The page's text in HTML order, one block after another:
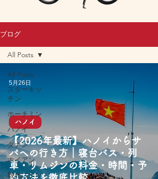
ブログ
All Posts
スターキッ
チン
ホーチミン
ハノイ
ダナン
ホイアン
観光スポッ
All Posts
【2026年最新】ハノイからサ
パへの行き方｜寝台バス・列
車・リムジンの料金・時間・予
ハノイ
5月26日